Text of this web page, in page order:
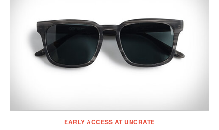
EARLY ACCESS AT UNCRATE